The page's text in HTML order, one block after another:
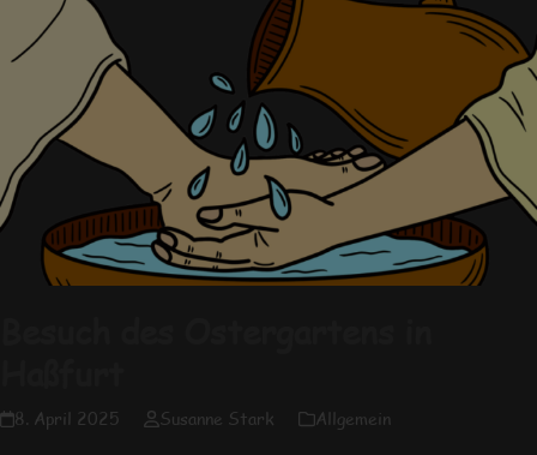
8. April 2025 Susanne Stark Allgemein